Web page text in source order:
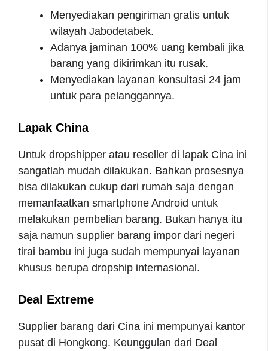
Menyediakan pengiriman gratis untuk
wilayah Jabodetabek.
Adanya jaminan 100% uang kembali jika
barang yang dikirimkan itu rusak.
Menyediakan layanan konsultasi 24 jam
untuk para pelanggannya.
Lapak China
Untuk dropshipper atau reseller di lapak Cina ini
sangatlah mudah dilakukan. Bahkan prosesnya
bisa dilakukan cukup dari rumah saja dengan
memanfaatkan smartphone Android untuk
melakukan pembelian barang. Bukan hanya itu
saja namun supplier barang impor dari negeri
tirai bambu ini juga sudah mempunyai layanan
khusus berupa dropship internasional.
Deal Extreme
Supplier barang dari Cina ini mempunyai kantor
pusat di Hongkong. Keunggulan dari Deal